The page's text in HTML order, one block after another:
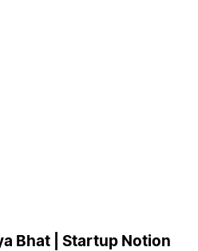
Bhat | Startup Notion